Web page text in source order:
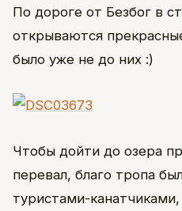
По дороге от Безбог в
открываются
было уже не до них :)
Чтобы дойти до озера
перевал, благо тропа
туристами-